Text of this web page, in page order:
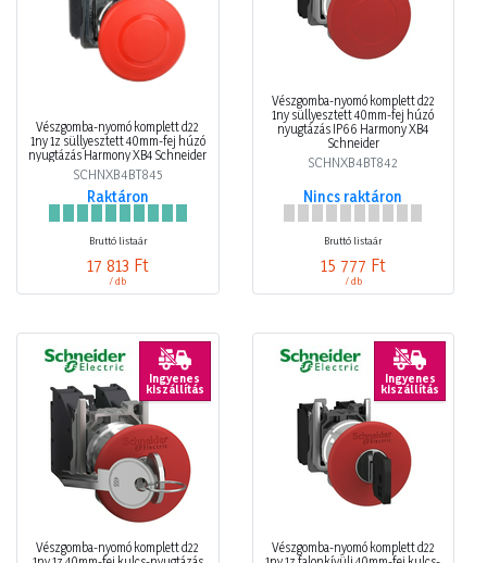
Vészgomba-nyomó komplett d22
1ny 1z süllyesztett 40mm-fej húzó
nyugtázás Harmony XB4 Schneider
SCHNXB4BT845
Raktáron
Bruttó listaár
17 813 Ft
/ db
Vészgomba-nyomó komplett d22
1ny süllyesztett 40mm-fej húzó
nyugtázás IP66 Harmony XB4
Schneider
SCHNXB4BT842
Nincs raktáron
Bruttó listaár
15 777 Ft
/ db
Ingyenes
kiszállítás
Vészgomba-nyomó komplett d22
Ingyenes
kiszállítás
Vészgomba-nyomó komplett d22